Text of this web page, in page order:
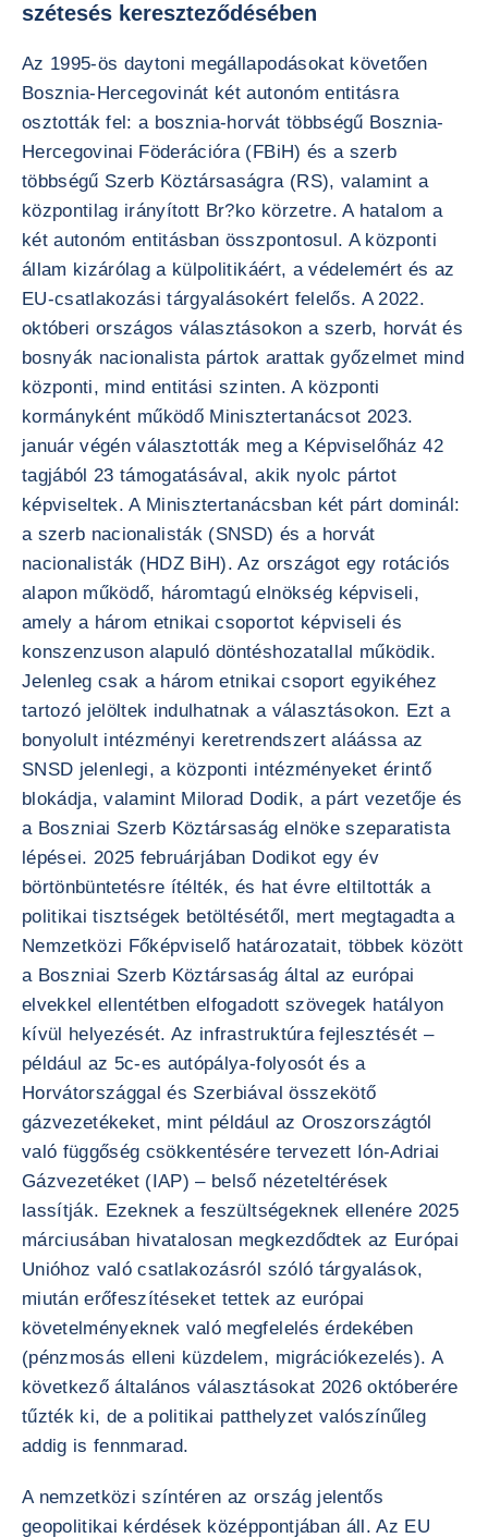
szétesés kereszteződésében
Az 1995-ös daytoni megállapodásokat követően
Bosznia-Hercegovinát két autonóm entitásra
osztották fel: a bosznia-horvát többségű Bosznia-
Hercegovinai Föderációra (FBiH) és a szerb
többségű Szerb Köztársaságra (RS), valamint a
központilag irányított Br?ko körzetre. A hatalom a
két autonóm entitásban összpontosul. A központi
állam kizárólag a külpolitikáért, a védelemért és az
EU-csatlakozási tárgyalásokért felelős. A 2022.
októberi országos választásokon a szerb, horvát és
bosnyák nacionalista pártok arattak győzelmet mind
központi, mind entitási szinten. A központi
kormányként működő Minisztertanácsot 2023.
január végén választották meg a Képviselőház 42
tagjából 23 támogatásával, akik nyolc pártot
képviseltek. A Minisztertanácsban két párt dominál:
a szerb nacionalisták (SNSD) és a horvát
nacionalisták (HDZ BiH). Az országot egy rotációs
alapon működő, háromtagú elnökség képviseli,
amely a három etnikai csoportot képviseli és
konszenzuson alapuló döntéshozatallal működik.
Jelenleg csak a három etnikai csoport egyikéhez
tartozó jelöltek indulhatnak a választásokon. Ezt a
bonyolult intézményi keretrendszert aláássa az
SNSD jelenlegi, a központi intézményeket érintő
blokádja, valamint Milorad Dodik, a párt vezetője és
a Boszniai Szerb Köztársaság elnöke szeparatista
lépései. 2025 februárjában Dodikot egy év
börtönbüntetésre ítélték, és hat évre eltiltották a
politikai tisztségek betöltésétől, mert megtagadta a
Nemzetközi Főképviselő határozatait, többek között
a Boszniai Szerb Köztársaság által az európai
elvekkel ellentétben elfogadott szövegek hatályon
kívül helyezését. Az infrastruktúra fejlesztését –
például az 5c-es autópálya-folyosót és a
Horvátországgal és Szerbiával összekötő
gázvezetékeket, mint például az Oroszországtól
való függőség csökkentésére tervezett Ión-Adriai
Gázvezetéket (IAP) – belső nézeteltérések
lassítják. Ezeknek a feszültségeknek ellenére 2025
márciusában hivatalosan megkezdődtek az Európai
Unióhoz való csatlakozásról szóló tárgyalások,
miután erőfeszítéseket tettek az európai
követelményeknek való megfelelés érdekében
(pénzmosás elleni küzdelem, migrációkezelés). A
következő általános választásokat 2026 októberére
tűzték ki, de a politikai patthelyzet valószínűleg
addig is fennmarad.
A nemzetközi színtéren az ország jelentős
geopolitikai kérdések középpontjában áll. Az EU